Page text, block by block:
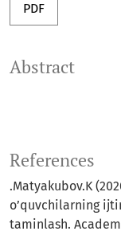
PDF
Abstract
References
.Matyakubov.K
o’quvchilarning
taminlash.